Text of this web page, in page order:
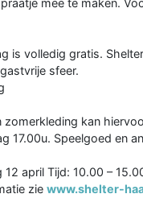
is volledig gratis.
sfeer.
zomerkleding kan
17.00u. Speelgoed en
12 april Tijd: 10.00 –
zie www.shelter-